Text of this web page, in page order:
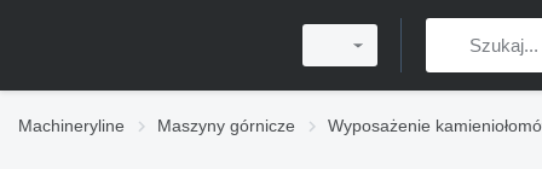
Machineryline Maszyny górnicze Wyposażenie